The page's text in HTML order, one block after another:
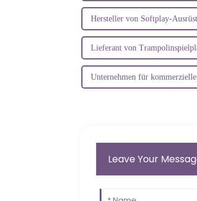
Hersteller von Softplay-
Lieferant von
Unternehmen für
Leave Your